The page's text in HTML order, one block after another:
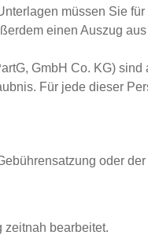
müssen Sie
einen Auszug
GmbH Co. KG)
Für jede dieser
oder
zeitnah bearbeitet.